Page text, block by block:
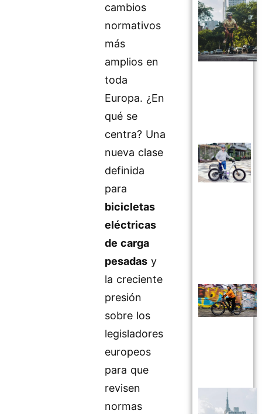
cambios
normativos
más
amplios en
toda
Europa. ¿En
qué se
centra? Una
nueva clase
definida
para
bicicletas
eléctricas
de carga
pesadas y
la creciente
presión
sobre los
legisladores
europeos
para que
revisen
normas